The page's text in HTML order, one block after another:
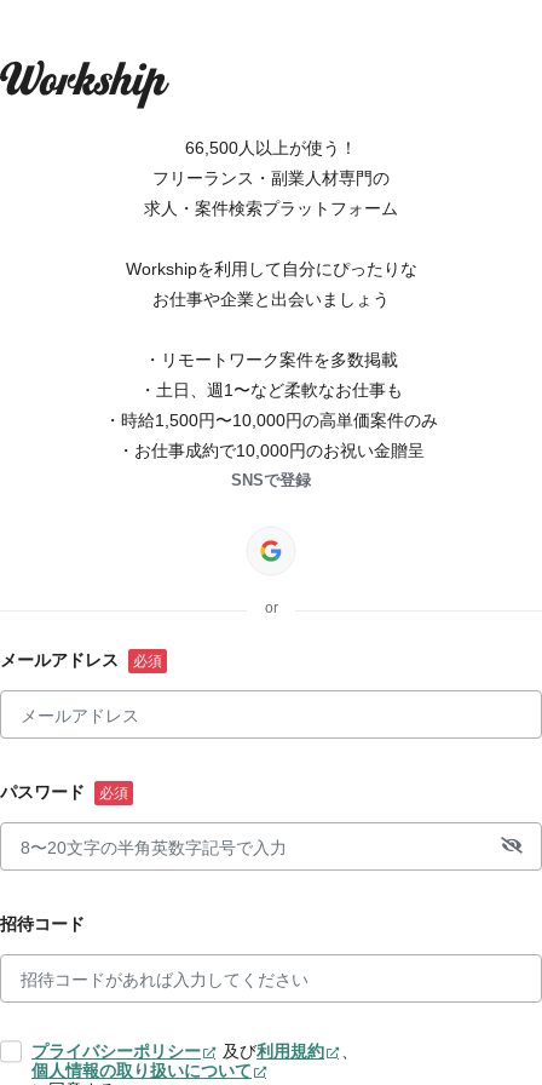
66,500人以上が使う！
フリーランス・副業人材専門の
求人・案件検索プラットフォーム
Workshipを利用して自分にぴったりな
お仕事や企業と出会いましょう
・リモートワーク案件を多数掲載
・土日、週1〜など柔軟なお仕事も
・時給1,500円〜10,000円の高単価案件のみ
・お仕事成約で10,000円のお祝い金贈呈
SNSで登録
or
メールアドレス
パスワード
招待コード
プライバシーポリシー 及び利用規約
、
個人情報の取り扱いについて